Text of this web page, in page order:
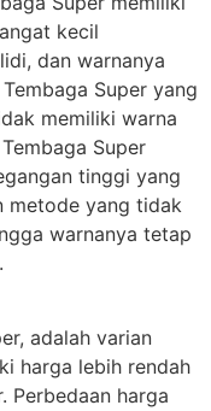
kecil
dan warnanya
Super yang
memiliki warna
Super
tinggi yang
metode yang tidak
warnanya tetap
adalah varian
harga lebih rendah
Perbedaan harga